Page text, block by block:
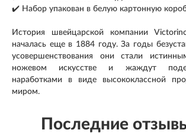
✔️ Набор упакован в белую картонную
История швейцарской компании
началась еще в 1884 году. За годы
усовершенствования они стали
ножевом искусстве и жаждут
наработками в виде высококлассной
миром.
Последние